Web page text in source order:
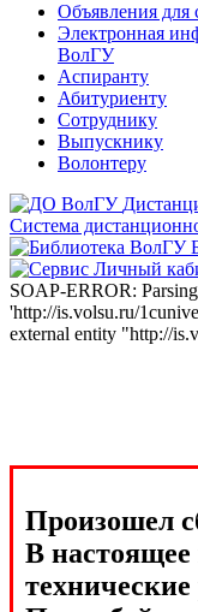
Объявления для
Электронная
ВолГУ
Аспиранту
Абитуриенту
Сотруднику
Выпускнику
Волонтеру
Система
SOAP-ERROR:
'http://is.volsu.ru/
external entity "http://
Произошел
В настоящее